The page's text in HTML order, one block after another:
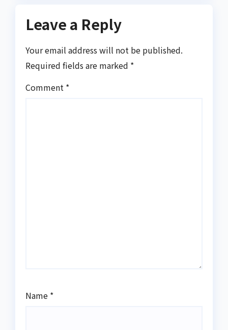
Leave a Reply
Your email address will not be published.
Required fields are marked *
Comment *
Name *